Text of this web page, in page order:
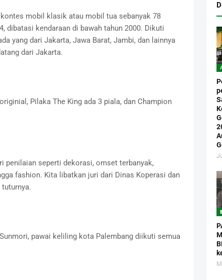
mobil klasik atau mobil tua sebanyak 78
dibatasi kendaraan di bawah tahun 2000. Dikuti
yang dari Jakarta, Jawa Barat, Jambi, dan lainnya
dari Jakarta.
Pilaka The King ada 3 piala, dan Champion
penilaian seperti dekorasi, omset terbanyak,
fashion. Kita libatkan juri dari Dinas Koperasi dan
tuturnya.
pawai keliling kota Palembang diikuti semua